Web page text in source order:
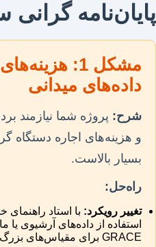
پایان‌نامه
مشکل 1:
داده‌های میدانی
شرح: پروژه شما نیازمند
و هزینه‌های اجاره دستگاه
بسیار بالاست.
راه‌حل:
تغییر رویکرد: با استاد
GRACE برای مقیاس‌های بزرگ) را بررسی کنید.